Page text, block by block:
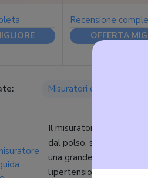
Recensione
OFFERTA
Misuratori di pressione
Il misuratore di pressione
dal polso, senza dover
una grande importanza
l’ipertensione e